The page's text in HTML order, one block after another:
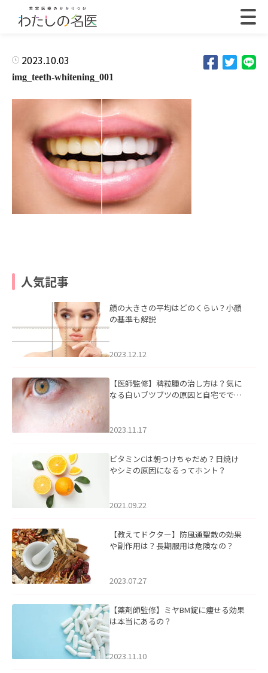
2023.10.03
img_teeth-whitening_001
人気記事
顔の大きさの平均はどのくらい？小顔
の基準も解説
2023.12.12
【医師監修】稗粒腫の治し方は？気に
なる白いブツブツの原因と自宅ででき
2023.11.17
ビタミンCは朝つけちゃだめ？日焼け
やシミの原因になるってホント？
2021.09.22
【教えてドクター】防風通聖散の効果
や副作用は？長期服用は危険なの？
2023.07.27
【薬剤師監修】ミヤBM錠に痩せる効果
は本当にあるの？
2023.11.10